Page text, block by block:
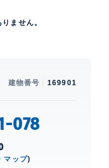
ません。
建物番号 169901
078
マップ)